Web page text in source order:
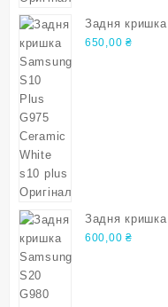
Задня
White s10 plus
650,00 ₴
Задня
s20
600,00 ₴